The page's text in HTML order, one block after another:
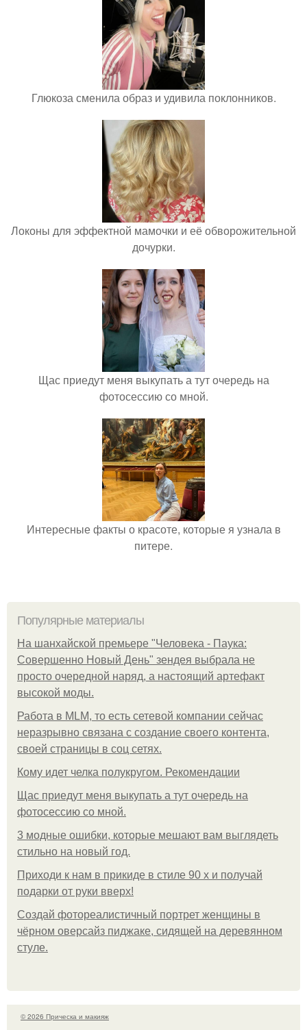
Глюкоза сменила образ и удивила поклонников.
Локоны для эффектной мамочки и её обворожительной
дочурки.
Щас приедут меня выкупать а тут очередь на
фотосессию со мной.
Интересные факты о красоте, которые я узнала в
питере.
Популярные материалы
На шанхайской премьере "Человека - Паука:
Совершенно Новый День" зендея выбрала не
просто очередной наряд, а настоящий артефакт
высокой моды.
Работа в MLM, то есть сетевой компании сейчас
неразрывно связана с создание своего контента,
своей страницы в соц сетях.
Кому идет челка полукругом. Рекомендации
Щас приедут меня выкупать а тут очередь на
фотосессию со мной.
3 модные ошибки, которые мешают вам выглядеть
стильно на новый год.
Приходи к нам в прикиде в стиле 90 х и получай
подарки от руки вверх!
Создай фотореалистичный портрет женщины в
чёрном оверсайз пиджаке, сидящей на деревянном
стуле.
© 2026 Прическа и макияж